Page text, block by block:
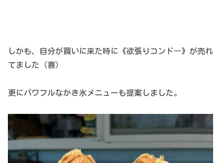
しかも、自分が買いに来た時に《欲張りコンド―》が売れ
てました（喜）
更にパワフルなかき氷メニューも提案しました。